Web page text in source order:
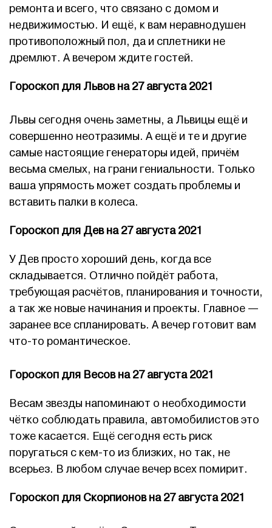
ремонта и всего, что связано с домом и
недвижимостью. И ещё, к вам неравнодушен
противоположный пол, да и сплетники не
дремлют. А вечером ждите гостей.
Гороскоп для Львов на 27 августа 2021
Львы сегодня очень заметны, а Львицы ещё и
совершенно неотразимы. А ещё и те и другие
самые настоящие генераторы идей, причём
весьма смелых, на грани гениальности. Только
ваша упрямость может создать проблемы и
вставить палки в колеса.
Гороскоп для Дев на 27 августа 2021
У Дев просто хороший день, когда все
складывается. Отлично пойдёт работа,
требующая расчётов, планирования и точности,
а так же новые начинания и проекты. Главное —
заранее все спланировать. А вечер готовит вам
что-то романтическое.
Гороскоп для Весов на 27 августа 2021
Весам звезды напоминают о необходимости
чётко соблюдать правила, автомобилистов это
тоже касается. Ещё сегодня есть риск
поругаться с кем-то из близких, но так, не
всерьез. В любом случае вечер всех помирит.
Гороскоп для Скорпионов на 27 августа 2021